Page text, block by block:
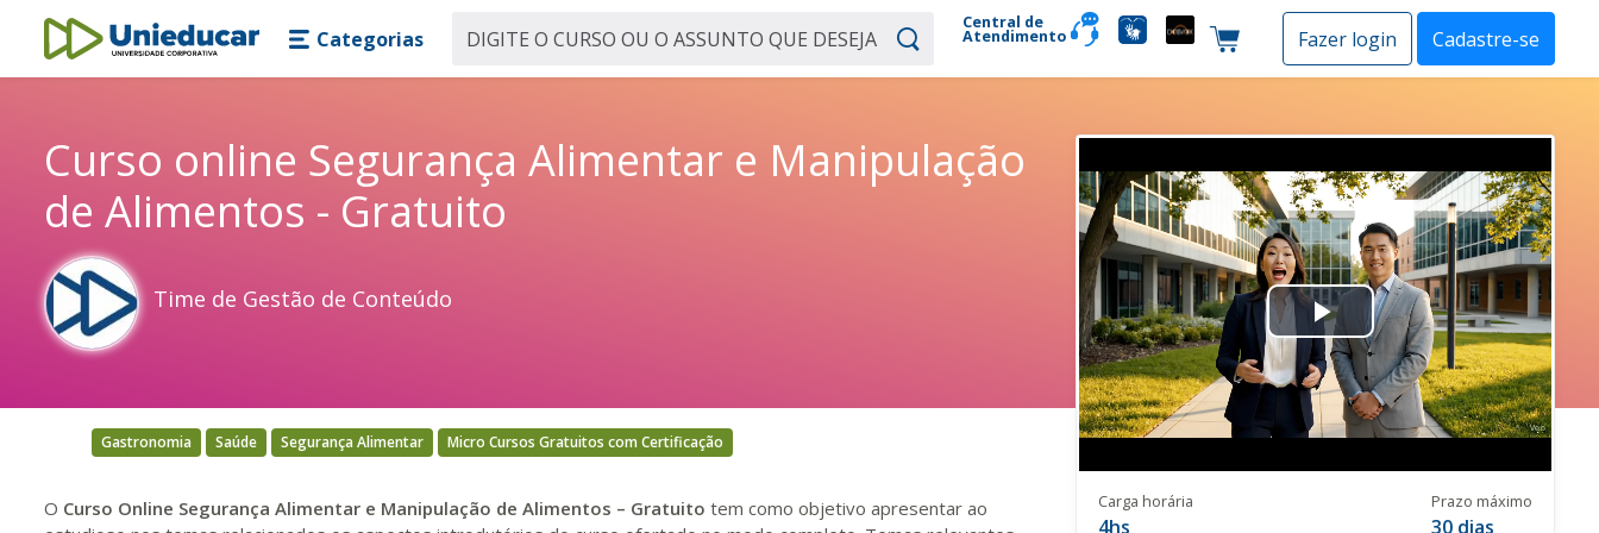
Skip main navigation
Skip to main content
Unieducar
Categorias
Central de
Atendimento Carrinho de compras
Fazer login Cadastre-se
Curso online Segurança Alimentar e Manipulação
de Alimentos - Gratuito
Time de Gestão de Conteúdo
Play
Video
Carga horária
4hs
Prazo máximo
30 dias
Gastronomia Saúde Segurança Alimentar Micro Cursos Gratuitos com Certificação
O Curso Online Segurança Alimentar e Manipulação de Alimentos – Gratuito tem como objetivo apresentar ao